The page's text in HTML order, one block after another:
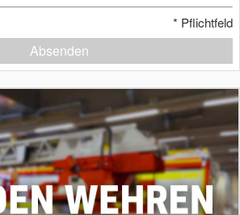
* Pflichtfeld
Absenden